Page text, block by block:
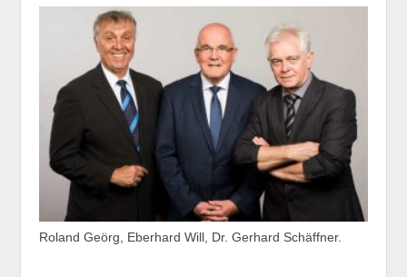
Roland Geörg, Eberhard Will, Dr. Gerhard Schäffner.